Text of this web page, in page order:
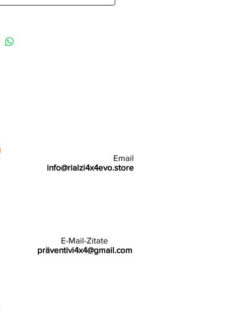
Email
info@rialzi4x4evo.store
E-Mail-Zitate
präventivi4x4@gmail.com